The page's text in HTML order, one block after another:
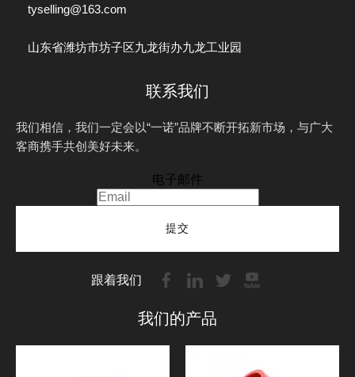
tyselling@163.com
山东省潍坊市坊子区九龙街办九龙工业园
联系我们
我们相信，我们一定会以“一诺”品牌不断开拓新市场，与广大
客商携手共创美好未来。
电子邮件
提交
跟着我们
我们的产品